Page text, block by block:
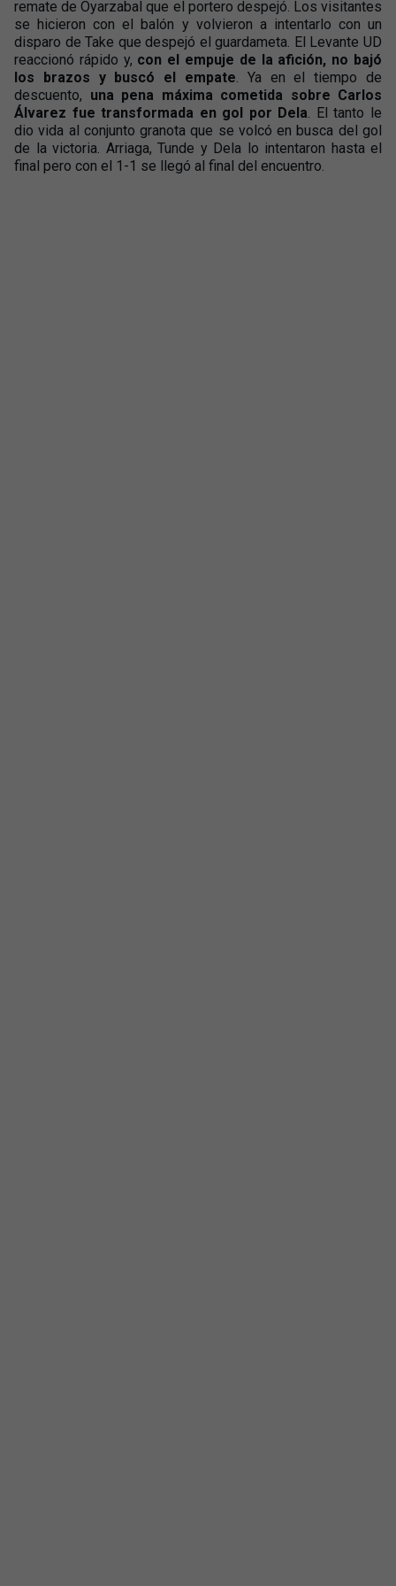
remate de Oyarzabal que el portero despejó. Los visitantes
se hicieron con el balón y volvieron a intentarlo con un
disparo de Take que despejó el guardameta. El Levante UD
reaccionó rápido y, con el empuje de la afición, no bajó
los brazos y buscó el empate. Ya en el tiempo de
descuento, una pena máxima cometida sobre Carlos
Álvarez fue transformada en gol por Dela. El tanto le
dio vida al conjunto granota que se volcó en busca del gol
de la victoria. Arriaga, Tunde y Dela lo intentaron hasta el
final pero con el 1-1 se llegó al final del encuentro.